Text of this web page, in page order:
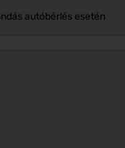
autóbérlés esetén